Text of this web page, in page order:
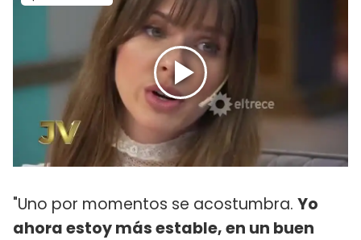
"Uno por momentos se acostumbra. Yo
ahora estoy más estable, en un buen